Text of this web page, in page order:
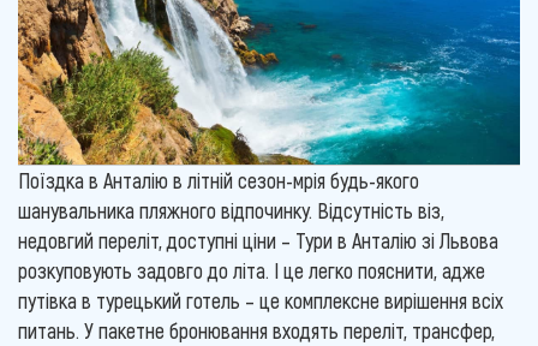
Поїздка в Анталію в літній сезон-мрія будь-якого
шанувальника пляжного відпочинку. Відсутність віз,
недовгий переліт, доступні ціни – Тури в Анталію зі Львова
розкуповують задовго до літа. І це легко пояснити, адже
путівка в турецький готель – це комплексне вирішення всіх
питань. У пакетне бронювання входять переліт, трансфер,